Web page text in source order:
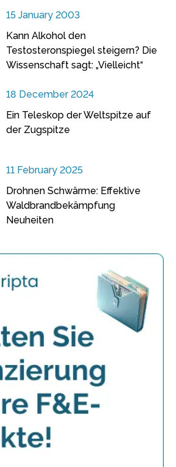
15 January 2003
Kann Alkohol den
Testosteronspiegel steigern? Die
Wissenschaft sagt: „Vielleicht“
18 December 2024
Ein Teleskop der Weltspitze auf
der Zugspitze
11 February 2025
Drohnen Schwärme: Effektive
Waldbrandbekämpfung
Neuheiten